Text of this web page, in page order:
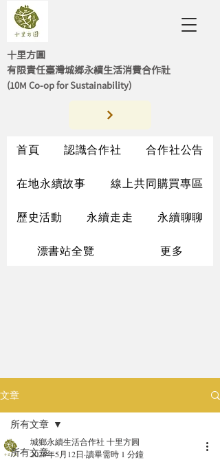
十里方圓
有限責任臺灣城鄉永續生活消費合作社
(10M Co-op for Sustainability)
首頁 認識合作社 合作社公告
在地永續故事 線上共同購買專區
歷史活動 永續走走 永續聊聊
漂書站全覽 更多
文章
所有文章
所有文章
城鄉永續生活合作社 十里方圓
2025年5月12日 讀畢需時 1 分鐘